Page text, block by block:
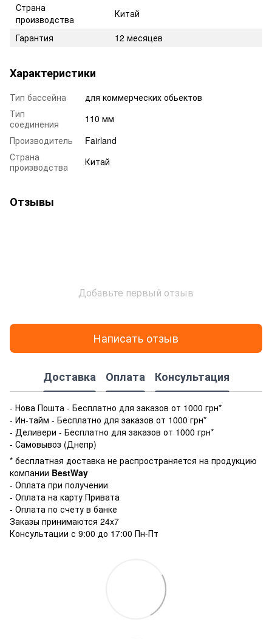
Страна
производства
Китай
Гарантия
12 месяцев
Характеристики
Тип бассейна
для коммерческих обьектов
Тип
соединения
110 мм
Производитель
Fairland
Страна
производства
Китай
Отзывы
Добавьте первый отзыв
Написать отзыв
Доставка Оплата Консультация
- Нова Пошта - Бесплатно для заказов от 1000 грн*
- Ин-тайм - Бесплатно для заказов от 1000 грн*
- Деливери - Бесплатно для заказов от 1000 грн*
- Самовывоз (Днепр)
* бесплатная доставка не распространяется на продукцию
компании BestWay
- Оплата при получении
- Оплата на карту Привата
- Оплата по счету в банке
Заказы принимаются 24x7
Консультации с 9:00 до 17:00 Пн-Пт